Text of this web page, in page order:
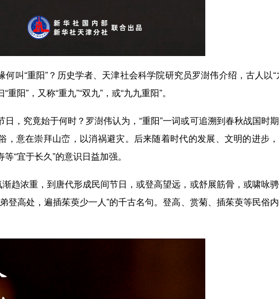
“重阳”？历史学者、天津社会科学院研究员罗澍伟介绍，古人以“
阳”，又称“重九”“双九”，或“九九重阳”。
究竟始于何时？罗澍伟认为，“重阳”一词或可追溯到春秋战国时
，意在崇拜山峦，以消祸避灾。后来随着时代的发展、文明的进步
“宜于长久”的意识日益加强。
浓重，到唐代形成民间节日，或登高望远，或舒展筋骨，或啸咏骋
登高处，遍插茱萸少一人”的千古名句。登高、赏菊、插茱萸等民俗